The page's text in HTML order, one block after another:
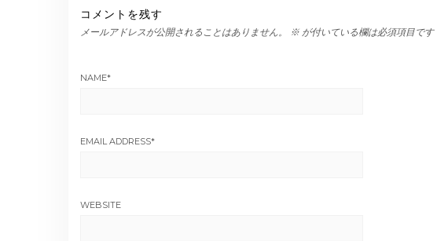
コメントを残す
メールアドレスが公開されることはありません。 ※ が付いている欄は必須項目です
NAME*
EMAIL ADDRESS*
WEBSITE